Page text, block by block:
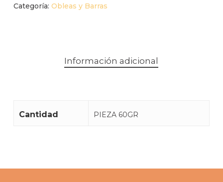
Categoría: Obleas y Barras
Información adicional
Cantidad PIEZA 60GR